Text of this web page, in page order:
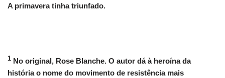
A primavera tinha triunfado.
1 No original, Rose Blanche. O autor dá à heroína da
história o nome do movimento de resistência mais